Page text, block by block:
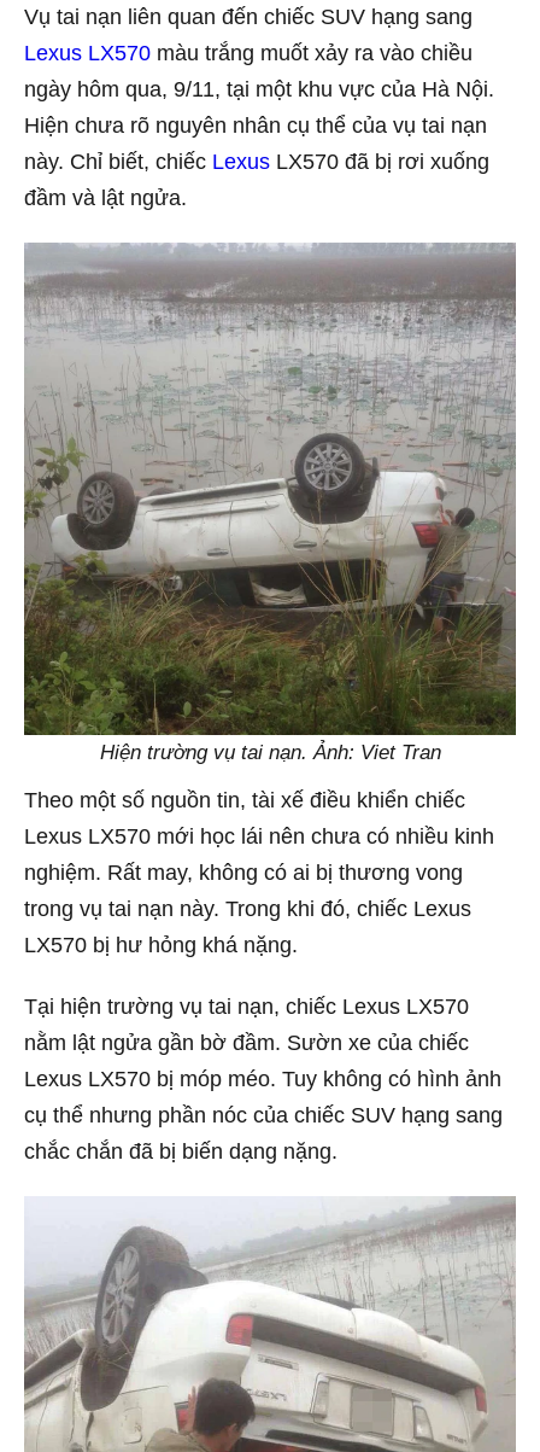
Vụ tai nạn liên quan đến chiếc SUV hạng sang
Lexus LX570 màu trắng muốt xảy ra vào chiều
ngày hôm qua, 9/11, tại một khu vực của Hà Nội.
Hiện chưa rõ nguyên nhân cụ thể của vụ tai nạn
này. Chỉ biết, chiếc Lexus LX570 đã bị rơi xuống
đầm và lật ngửa.
Hiện trường vụ tai nạn. Ảnh: Viet Tran
Theo một số nguồn tin, tài xế điều khiển chiếc
Lexus LX570 mới học lái nên chưa có nhiều kinh
nghiệm. Rất may, không có ai bị thương vong
trong vụ tai nạn này. Trong khi đó, chiếc Lexus
LX570 bị hư hỏng khá nặng.
Tại hiện trường vụ tai nạn, chiếc Lexus LX570
nằm lật ngửa gần bờ đầm. Sườn xe của chiếc
Lexus LX570 bị móp méo. Tuy không có hình ảnh
cụ thể nhưng phần nóc của chiếc SUV hạng sang
chắc chắn đã bị biến dạng nặng.